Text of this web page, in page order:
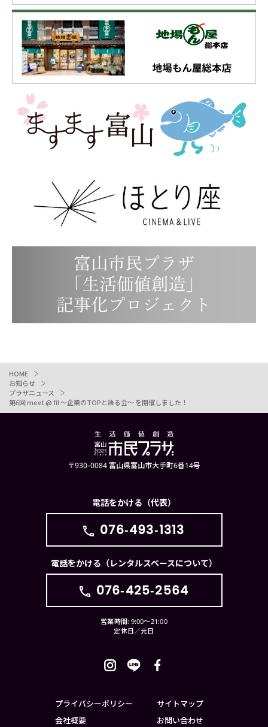
HOME
お知らせ
プラザニュース
第6回 meet @ fil ～企業のTOPと語る会～ を開催しました！
〒930-0084 富山県富山市大手町6番14号
電話をかける（代表）
076-493-1313
電話をかける（レンタルスペースについて）
076-425-2564
営業時間: 9:00〜21:00
定休日／元日
プライバシーポリシー
サイトマップ
会社概要
お問い合わせ